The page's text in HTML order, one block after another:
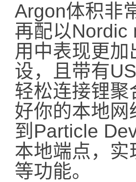
Argon体积非
再配以Nordic
用中表现更
设，且带有
轻松连接锂
好你的本地
到Particle
本地端点，
等功能。